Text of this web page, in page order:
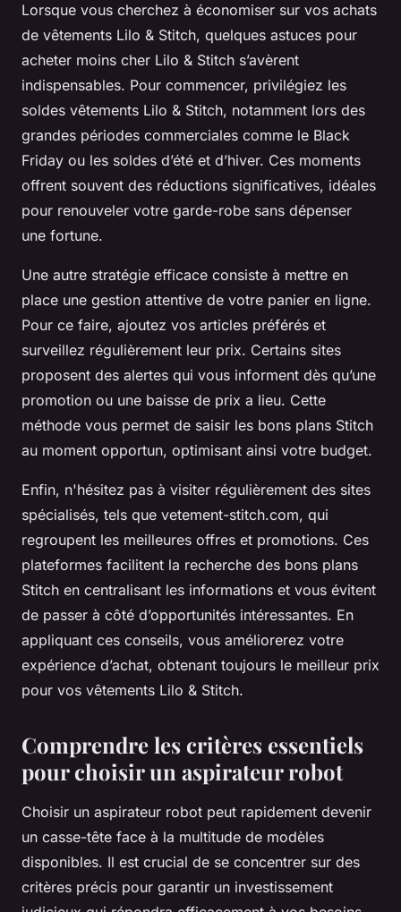
Lorsque vous cherchez à économiser sur vos achats
de vêtements Lilo & Stitch, quelques astuces pour
acheter moins cher Lilo & Stitch s’avèrent
indispensables. Pour commencer, privilégiez les
soldes vêtements Lilo & Stitch, notamment lors des
grandes périodes commerciales comme le Black
Friday ou les soldes d’été et d’hiver. Ces moments
offrent souvent des réductions significatives, idéales
pour renouveler votre garde-robe sans dépenser
une fortune.
Une autre stratégie efficace consiste à mettre en
place une gestion attentive de votre panier en ligne.
Pour ce faire, ajoutez vos articles préférés et
surveillez régulièrement leur prix. Certains sites
proposent des alertes qui vous informent dès qu’une
promotion ou une baisse de prix a lieu. Cette
méthode vous permet de saisir les bons plans Stitch
au moment opportun, optimisant ainsi votre budget.
Enfin, n'hésitez pas à visiter régulièrement des sites
spécialisés, tels que vetement-stitch.com, qui
regroupent les meilleures offres et promotions. Ces
plateformes facilitent la recherche des bons plans
Stitch en centralisant les informations et vous évitent
de passer à côté d’opportunités intéressantes. En
appliquant ces conseils, vous améliorerez votre
expérience d’achat, obtenant toujours le meilleur prix
pour vos vêtements Lilo & Stitch.
Comprendre les critères essentiels
pour choisir un aspirateur robot
Choisir un aspirateur robot peut rapidement devenir
un casse-tête face à la multitude de modèles
disponibles. Il est crucial de se concentrer sur des
critères précis pour garantir un investissement